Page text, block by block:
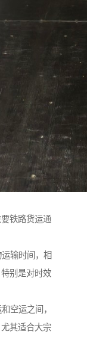
铁路货运通
输时间，相
别是对时效
空运之间，
其适合大宗